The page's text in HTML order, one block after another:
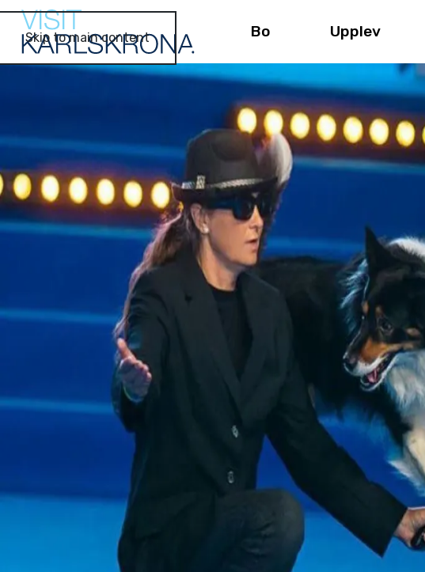
Skip to main content Bo Upplev